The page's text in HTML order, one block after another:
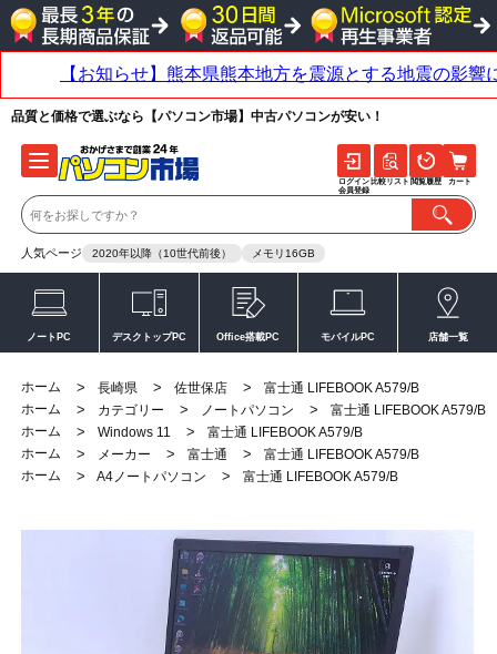
品質と価格で選ぶなら【パソコン市場】中古パソコンが安い！
人気ページ 2020年以降（10世代前後） メモリ16GB
ログイン
会員登録
比較リスト 閲覧履歴 カート
ノートPC デスクトップPC Office搭載PC モバイルPC 店舗一覧
ホーム > 長崎県 > 佐世保店 >
富士通 LIFEBOOK A579/B
ホーム
> カテゴリー > ノートパソコン >
富士通 LIFEBOOK A579/B
ホーム
> Windows 11 >
富士通 LIFEBOOK A579/B
ホーム
> メーカー > 富士通 >
富士通 LIFEBOOK A579/B
ホーム
> A4ノートパソコン > 富士通 LIFEBOOK A579/B